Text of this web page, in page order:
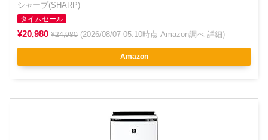
シャープ(SHARP)
タイムセール
¥20,980 ¥24,980 (2026/08/07 05:10時点 Amazon調べ-詳細)
Amazon